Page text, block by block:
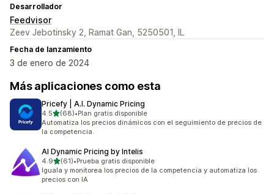
Desarrollador
Feedvisor
Zeev Jebotinsky 2, Ramat Gan, 5250501, IL
Fecha de lanzamiento
3 de enero de 2024
Más aplicaciones como esta
Pricefy | A.I. Dynamic Pricing
4.5de 5 estrellas
(68)
68 reseñas en total
•Plan gratis disponible
Automatiza los precios dinámicos con el seguimiento de precios de
la competencia.
AI Dynamic Pricing by Intelis
4.9de 5 estrellas
(61)
61 reseñas en total
•Prueba gratis disponible
Iguala y monitorea los precios de la competencia y automatiza los
precios con IA